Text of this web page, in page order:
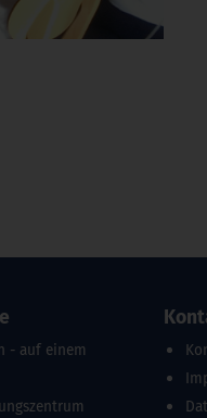
- auf einem